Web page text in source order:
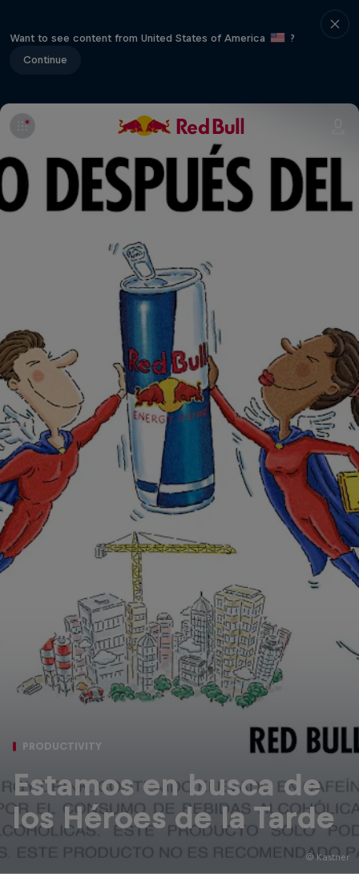
Want to see content from United States of America
?
Continue
© Kastner
PRODUCTIVITY
Estamos en busca de
los Héroes de la Tarde